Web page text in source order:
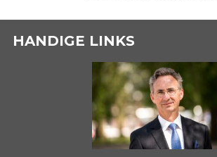
HANDIGE LINKS